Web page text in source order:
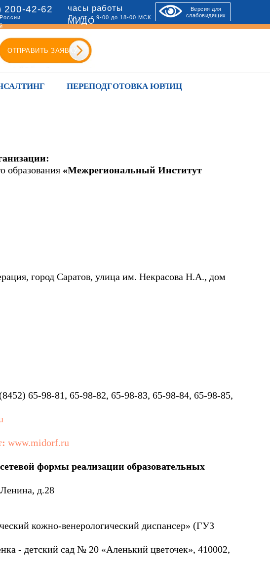
200-42-62
ОТПРАВИТЬ ЗАЯВКУ
часы работы
МИДО
Пн.-пт. с 9-00 до 18-00 МСК
Версия для
слабовидящих
ПЕРЕПОДГОТОВКА ЮРЛИЦ
образования «Межрегиональный Институт
город Саратов, улица им. Некрасова Н.А., дом
65-98-81, 65-98-82, 65-98-83, 65-98-84, 65-98-85,
www.midorf.ru
формы реализации образовательных
д.28
кожно-венерологический диспансер» (ГУЗ
- детский сад № 20 «Аленький цветочек», 410002,